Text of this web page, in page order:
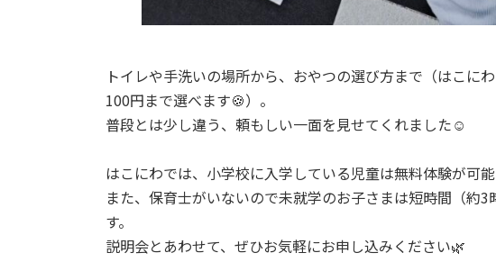
トイレや手洗いの場所から、おやつの選び方まで（はこに
100円まで選べます🍪）。
普段とは少し違う、頼もしい一面を見せてくれました☺️
はこにわでは、小学校に入学している児童は無料体験が可能
また、保育士がいないので未就学のお子さまは短時間（約
す。
説明会とあわせて、ぜひお気軽にお申し込みください🌿